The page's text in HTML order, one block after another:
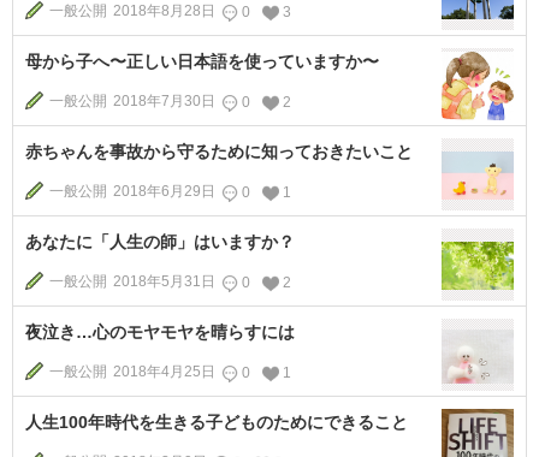
一般公開 2018年8月28日 0 3
母から子へ〜正しい日本語を使っていますか〜
一般公開 2018年7月30日 0 2
赤ちゃんを事故から守るために知っておきたいこと
一般公開 2018年6月29日 0 1
あなたに「人生の師」はいますか？
一般公開 2018年5月31日 0 2
夜泣き…心のモヤモヤを晴らすには
一般公開 2018年4月25日 0 1
人生100年時代を生きる子どものためにできること